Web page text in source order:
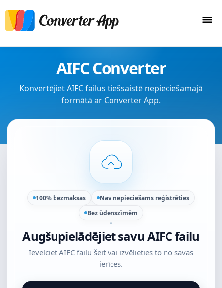
AIFC Converter
Konvertējiet AIFC failus tiešsaistē nepieciešamajā
formātā ar Converter App.
100% bezmaksas
Nav nepieciešams reģistrēties
Bez ūdenszīmēm
Augšupielādējiet savu AIFC failu
Ievelciet AIFC failu šeit vai izvēlieties to no savas
ierīces.